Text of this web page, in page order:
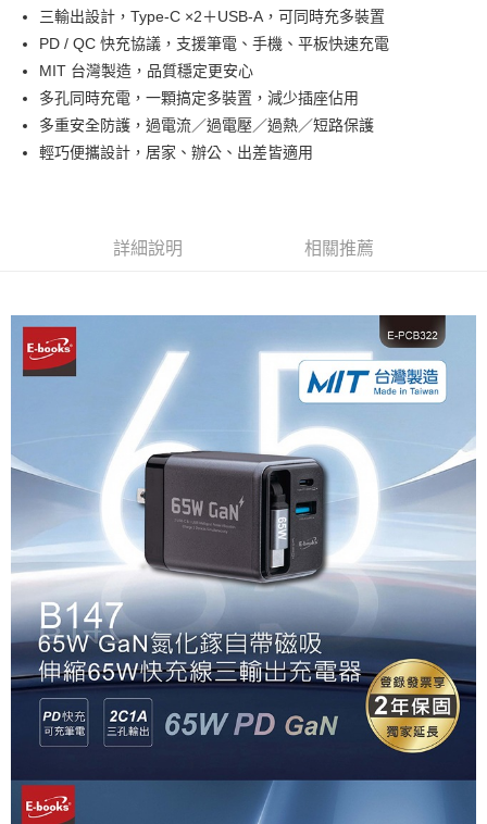
元大商業銀行
永豐商業銀行
玉山商業銀行
星展（台灣）商業銀行
台灣樂天信用卡公司
ATM付款
運送方式
付款後全家取貨
付款後7-11取貨
宅配
免運費
三輸出設計，Type-C ×2＋USB-A，可同時充多裝置
PD / QC 快充協議，支援筆電、手機、平板快速充電
MIT 台灣製造，品質穩定更安心
多孔同時充電，一顆搞定多裝置，減少插座佔用
多重安全防護，過電流／過電壓／過熱／短路保護
輕巧便攜設計，居家、辦公、出差皆適用
詳細說明 相關推薦